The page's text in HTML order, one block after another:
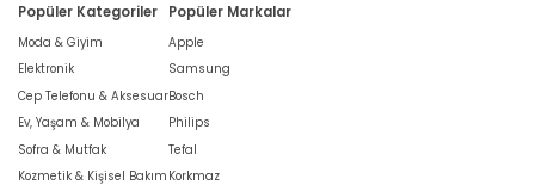
Popüler Kategoriler
Moda & Giyim
Elektronik
Cep Telefonu & Aksesuar
Ev, Yaşam & Mobilya
Sofra & Mutfak
Kozmetik & Kişisel Bakım
Popüler Markalar
Apple
Samsung
Bosch
Philips
Tefal
Korkmaz